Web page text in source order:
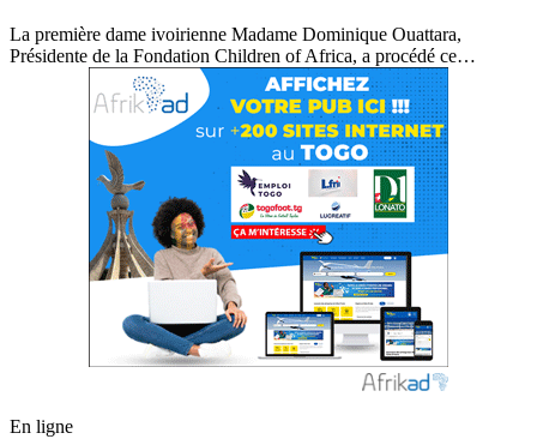
La première dame ivoirienne Madame Dominique Ouattara,
Présidente de la Fondation Children of Africa, a procédé ce…
En ligne